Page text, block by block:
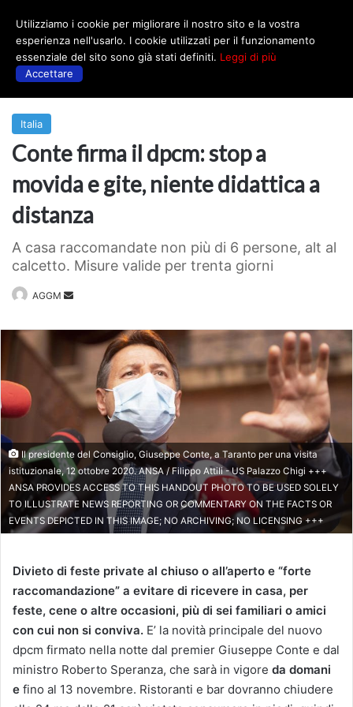
Italia
Conte firma il dpcm: stop a
movida e gite, niente didattica a
distanza
A casa raccomandate non più di 6 persone, alt al
calcetto. Misure valide per trenta giorni
AGGM
Invia
Il presidente del Consiglio, Giuseppe Conte, a Taranto per una visita
istituzionale, 12 ottobre 2020. ANSA / Filippo Attili - US Palazzo Chigi +++
ANSA PROVIDES ACCESS TO THIS HANDOUT PHOTO TO BE USED SOLELY
TO ILLUSTRATE NEWS REPORTING OR COMMENTARY ON THE FACTS OR
EVENTS DEPICTED IN THIS IMAGE; NO ARCHIVING; NO LICENSING +++
Divieto di feste private al chiuso o all’aperto e “forte
raccomandazione” a evitare di ricevere in casa, per
feste, cene o altre occasioni, più di sei familiari o amici
con cui non si conviva. E’ la novità principale del nuovo
dpcm firmato nella notte dal premier Giuseppe Conte e dal
ministro Roberto Speranza, che sarà in vigore da domani
e fino al 13 novembre. Ristoranti e bar dovranno chiudere
Utilizziamo i cookie per migliorare il nostro sito e la vostra
esperienza nell'usarlo. I cookie utilizzati per il funzionamento
essenziale del sito sono già stati definiti. Leggi di più
Accettare